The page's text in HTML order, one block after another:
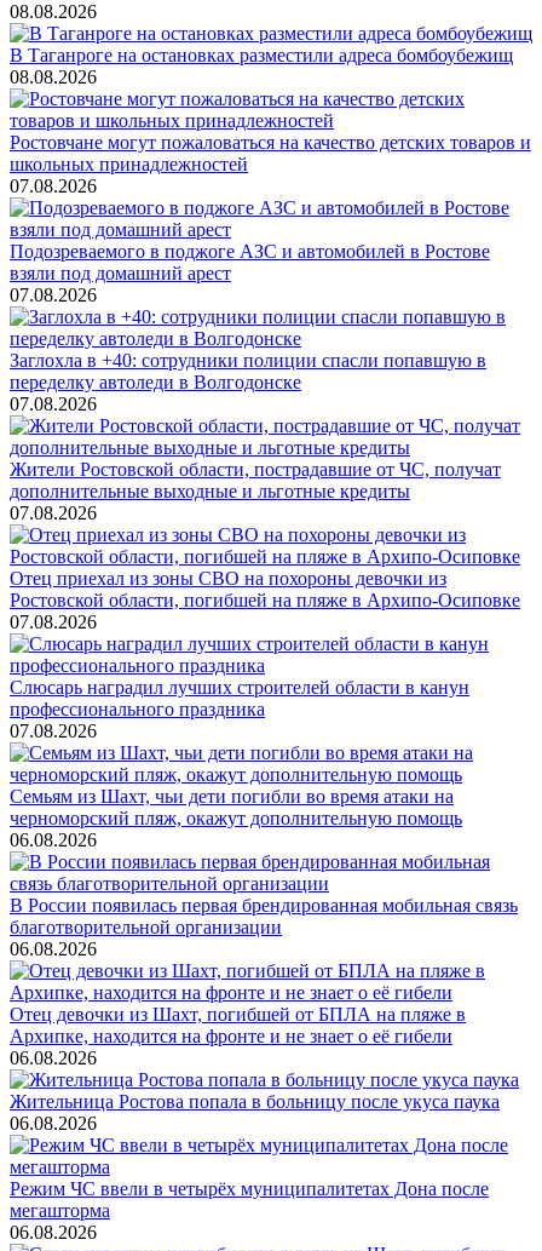
08.08.2026
В Таганроге на остановках разместили адреса бомбоубежищ
08.08.2026
Ростовчане могут пожаловаться на качество детских товаров и
школьных принадлежностей
07.08.2026
Подозреваемого в поджоге АЗС и автомобилей в Ростове
взяли под домашний арест
07.08.2026
Заглохла в +40: сотрудники полиции спасли попавшую в
переделку автоледи в Волгодонске
07.08.2026
Жители Ростовской области, пострадавшие от ЧС, получат
дополнительные выходные и льготные кредиты
07.08.2026
Отец приехал из зоны СВО на похороны девочки из
Ростовской области, погибшей на пляже в Архипо-Осиповке
07.08.2026
Слюсарь наградил лучших строителей области в канун
профессионального праздника
07.08.2026
Семьям из Шахт, чьи дети погибли во время атаки на
черноморский пляж, окажут дополнительную помощь
06.08.2026
В России появилась первая брендированная мобильная связь
благотворительной организации
06.08.2026
Отец девочки из Шахт, погибшей от БПЛА на пляже в
Архипке, находится на фронте и не знает о её гибели
06.08.2026
Жительница Ростова попала в больницу после укуса паука
06.08.2026
Режим ЧС ввели в четырёх муниципалитетах Дона после
мегашторма
06.08.2026